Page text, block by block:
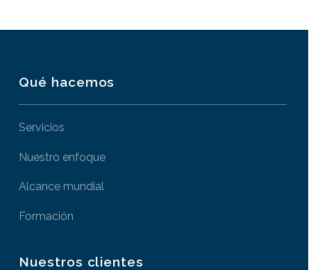
Qué hacemos
Servicios
Nuestro enfoque
Alcance mundial
Formación
Nuestros clientes